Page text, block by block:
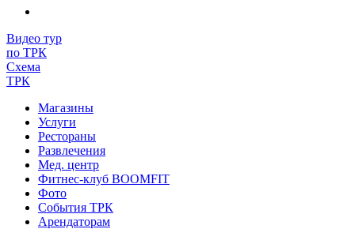
Видео тур
по ТРК
Схема
ТРК
Магазины
Услуги
Рестораны
Развлечения
Мед. центр
Фитнес-клуб BOOMFIT
Фото
События ТРК
Арендаторам